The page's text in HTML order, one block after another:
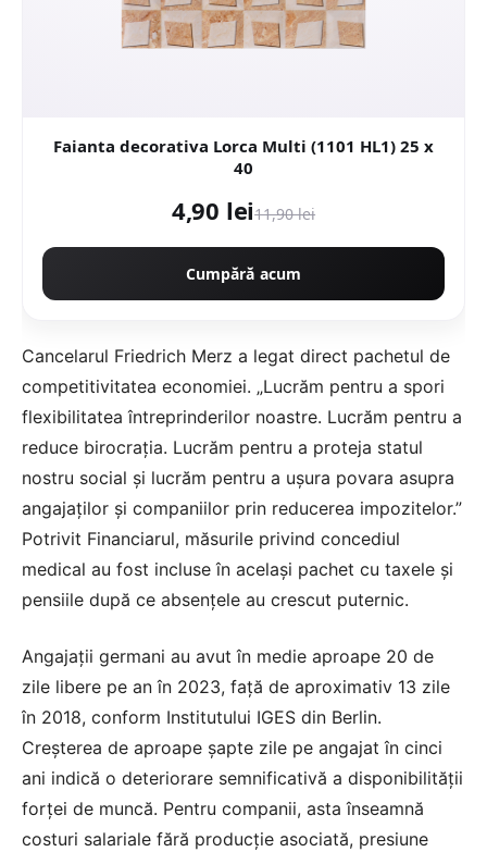
Faianta decorativa Lorca Multi (1101 HL1) 25 x
40
4,90 lei11,90 lei
Cumpără acum
Cancelarul Friedrich Merz a legat direct pachetul de
competitivitatea economiei. „Lucrăm pentru a spori
flexibilitatea întreprinderilor noastre. Lucrăm pentru a
reduce birocrația. Lucrăm pentru a proteja statul
nostru social și lucrăm pentru a ușura povara asupra
angajaților și companiilor prin reducerea impozitelor.”
Potrivit Financiarul, măsurile privind concediul
medical au fost incluse în același pachet cu taxele și
pensiile după ce absențele au crescut puternic.
Angajații germani au avut în medie aproape 20 de
zile libere pe an în 2023, față de aproximativ 13 zile
în 2018, conform Institutului IGES din Berlin.
Creșterea de aproape șapte zile pe angajat în cinci
ani indică o deteriorare semnificativă a disponibilității
forței de muncă. Pentru companii, asta înseamnă
costuri salariale fără producție asociată, presiune